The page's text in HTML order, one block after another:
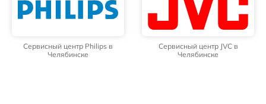
Сервисный центр Philips в
Челябинске
Сервисный центр JVC в
Челябинске